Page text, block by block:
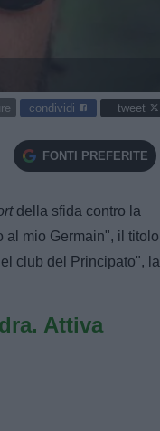
condividi tweet
FONTI PREFERITE
della sfida contro la
al mio Germain", il titolo
club del Principato", la
Attiva